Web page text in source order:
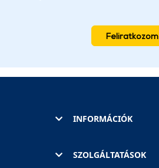
Feliratkozom
INFORMÁCIÓK
SZOLGÁLTATÁSOK